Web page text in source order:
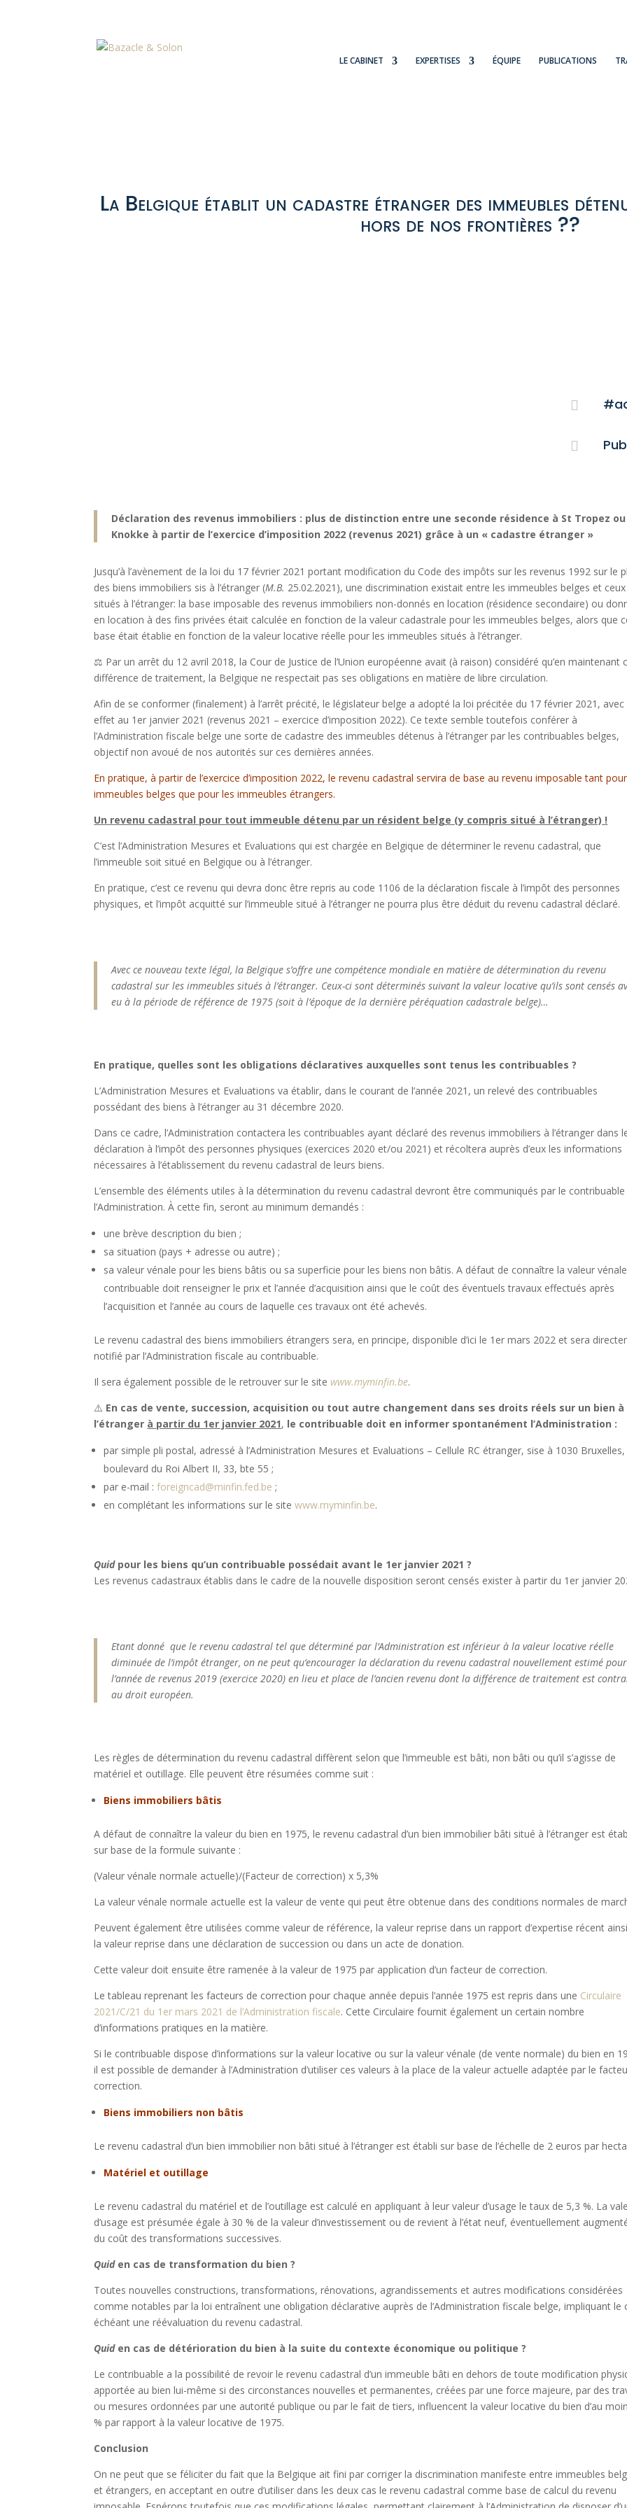
LE CABINET EXPERTISES ÉQUIPE PUBLICATIONS
La Belgique établit un cadastre étranger des immeubles
hors de nos frontières ??


Déclaration des revenus immobiliers : plus de distinction entre une seconde résidence à St Tropez ou
Knokke à partir de l’exercice d’imposition 2022 (revenus 2021) grâce à un « cadastre étranger »
Jusqu’à l’avènement de la loi du 17 février 2021 portant modification du Code des impôts sur les revenus 1992 sur le
des biens immobiliers sis à l’étranger (M.B. 25.02.2021), une discrimination existait entre les immeubles belges et ceux
situés à l’étranger: la base imposable des revenus immobiliers non-donnés en location (résidence secondaire) ou
en location à des fins privées était calculée en fonction de la valeur cadastrale pour les immeubles belges, alors que
base était établie en fonction de la valeur locative réelle pour les immeubles situés à l’étranger.
⚖️ Par un arrêt du 12 avril 2018, la Cour de Justice de l’Union européenne avait (à raison) considéré qu’en maintenant
différence de traitement, la Belgique ne respectait pas ses obligations en matière de libre circulation.
Afin de se conformer (finalement) à l’arrêt précité, le législateur belge a adopté la loi précitée du 17 février 2021, avec
effet au 1er janvier 2021 (revenus 2021 – exercice d’imposition 2022). Ce texte semble toutefois conférer à
l’Administration fiscale belge une sorte de cadastre des immeubles détenus à l’étranger par les contribuables belges,
objectif non avoué de nos autorités sur ces dernières années.
En pratique, à partir de l’exercice d’imposition 2022, le revenu cadastral servira de base au revenu imposable tant
immeubles belges que pour les immeubles étrangers.
Un revenu cadastral pour tout immeuble détenu par un résident belge (y compris situé à l’étranger) !
C’est l’Administration Mesures et Evaluations qui est chargée en Belgique de déterminer le revenu cadastral, que
l’immeuble soit situé en Belgique ou à l’étranger.
En pratique, c’est ce revenu qui devra donc être repris au code 1106 de la déclaration fiscale à l’impôt des personnes
physiques, et l’impôt acquitté sur l’immeuble situé à l’étranger ne pourra plus être déduit du revenu cadastral déclaré.
Avec ce nouveau texte légal, la Belgique s’offre une compétence mondiale en matière de détermination du revenu
cadastral sur les immeubles situés à l’étranger. Ceux-ci sont déterminés suivant la valeur locative qu’ils sont censés
eu à la période de référence de 1975 (soit à l’époque de la dernière péréquation cadastrale belge)…
En pratique, quelles sont les obligations déclaratives auxquelles sont tenus les contribuables ?
L’Administration Mesures et Evaluations va établir, dans le courant de l’année 2021, un relevé des contribuables
possédant des biens à l’étranger au 31 décembre 2020.
Dans ce cadre, l’Administration contactera les contribuables ayant déclaré des revenus immobiliers à l’étranger dans
déclaration à l’impôt des personnes physiques (exercices 2020 et/ou 2021) et récoltera auprès d’eux les informations
nécessaires à l’établissement du revenu cadastral de leurs biens.
L’ensemble des éléments utiles à la détermination du revenu cadastral devront être communiqués par le contribuable
l’Administration. À cette fin, seront au minimum demandés :
une brève description du bien ;
sa situation (pays + adresse ou autre) ;
sa valeur vénale pour les biens bâtis ou sa superficie pour les biens non bâtis. A défaut de connaître la valeur
contribuable doit renseigner le prix et l’année d’acquisition ainsi que le coût des éventuels travaux effectués après
l’acquisition et l’année au cours de laquelle ces travaux ont été achevés.
Le revenu cadastral des biens immobiliers étrangers sera, en principe, disponible d’ici le 1er mars 2022 et sera
notifié par l’Administration fiscale au contribuable.
Il sera également possible de le retrouver sur le site www.myminfin.be.
⚠️ En cas de vente, succession, acquisition ou tout autre changement dans ses droits réels sur un bien à
l’étranger à partir du 1er janvier 2021, le contribuable doit en informer spontanément l’Administration :
par simple pli postal, adressé à l’Administration Mesures et Evaluations – Cellule RC étranger, sise à 1030 Bruxelles,
boulevard du Roi Albert II, 33, bte 55 ;
par e-mail :foreigncad@minfin.fed.be ;
en complétant les informations sur le sitewww.myminfin.be.
Quidpour les biens qu’un contribuable possédait avant le 1er janvier 2021 ?
Les revenus cadastraux établis dans le cadre de la nouvelle disposition seront censés exister à partir du 1er janvier
Etant donné que le revenu cadastral tel que déterminé par l’Administration est inférieur à la valeur locative réelle
diminuée de l’impôt étranger, on ne peut qu’encourager la déclaration du revenu cadastral nouvellement estimé pour
l’année de revenus 2019 (exercice 2020) en lieu et place de l’ancien revenu dont la différence de traitement est
au droit européen.
Les règles de détermination du revenu cadastral diffèrent selon que l’immeuble est bâti, non bâti ou qu’il s’agisse de
matériel et outillage. Elle peuvent être résumées comme suit :
Biens immobiliers bâtis
A défaut de connaître la valeur du bien en 1975, le revenu cadastral d’un bien immobilier bâti situé à l’étranger est
sur base de la formule suivante :
(Valeur vénale normale actuelle)/(Facteur de correction) x 5,3%
La valeur vénale normale actuelle est la valeur de vente qui peut être obtenue dans des conditions normales de
Peuvent également être utilisées comme valeur de référence, la valeur reprise dans un rapport d’expertise récent
la valeur reprise dans une déclaration de succession ou dans un acte de donation.
Cette valeur doit ensuite être ramenée à la valeur de 1975 par application d’un facteur de correction.
Le tableau reprenant les facteurs de correction pour chaque année depuis l’année 1975 est repris dans une Circulaire
2021/C/21 du 1er mars 2021 de l’Administration fiscale. Cette Circulaire fournit également un certain nombre
d’informations pratiques en la matière.
Si le contribuable dispose d’informations sur la valeur locative ou sur la valeur vénale (de vente normale) du bien en
il est possible de demander à l’Administration d’utiliser ces valeurs à la place de la valeur actuelle adaptée par le
correction.
Biens immobiliers non bâtis
Le revenu cadastral d’un bien immobilier non bâti situé à l’étranger est établi sur base de l’échelle de 2 euros par
Matériel et outillage
Le revenu cadastral du matériel et de l’outillage est calculé en appliquant à leur valeur d’usage le taux de 5,3 %. La
d’usage est présumée égale à 30 % de la valeur d’investissement ou de revient à l’état neuf, éventuellement
du coût des transformations successives.
Quiden cas de transformation du bien ?
Toutes nouvelles constructions, transformations, rénovations, agrandissements et autres modifications considérées
comme notables par la loi entraînent une obligation déclarative auprès de l’Administration fiscale belge, impliquant le
échéant une réévaluation du revenu cadastral.
Quiden cas de détérioration du bien à la suite du contexte économique ou politique ?
Le contribuable a la possibilité de revoir le revenu cadastral d’un immeuble bâti en dehors de toute modification
apportée au bien lui-même si des circonstances nouvelles et permanentes, créées par une force majeure, par des
ou mesures ordonnées par une autorité publique ou par le fait de tiers, influencent la valeur locative du bien d’au
% par rapport à la valeur locative de 1975.
Conclusion
On ne peut que se féliciter du fait que la Belgique ait fini par corriger la discrimination manifeste entre immeubles
et étrangers, en acceptant en outre d’utiliser dans les deux cas le revenu cadastral comme base de calcul du revenu